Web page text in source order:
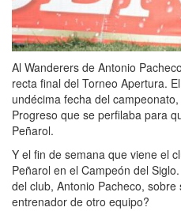
Al Wanderers de Antonio
recta final del Torneo Apertura.
undécima fecha del
Progreso que se perfilaba para
Peñarol.
Y el fin de semana que viene el
Peñarol en el Campeón del
del club, Antonio Pacheco,
entrenador de otro equipo?